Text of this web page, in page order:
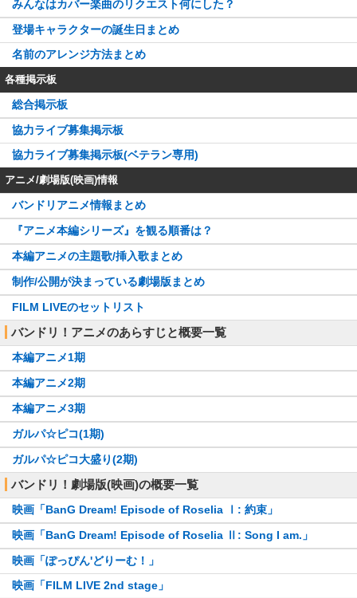
みんなはカバー楽曲のリクエスト何にした？
登場キャラクターの誕生日まとめ
名前のアレンジ方法まとめ
各種掲示板
総合掲示板
協力ライブ募集掲示板
協力ライブ募集掲示板(ベテラン専用)
アニメ/劇場版(映画)情報
バンドリアニメ情報まとめ
『アニメ本編シリーズ』を観る順番は？
本編アニメの主題歌/挿入歌まとめ
制作/公開が決まっている劇場版まとめ
FILM LIVEのセットリスト
バンドリ！アニメのあらすじと概要一覧
本編アニメ1期
本編アニメ2期
本編アニメ3期
ガルパ☆ピコ(1期)
ガルパ☆ピコ大盛り(2期)
バンドリ！劇場版(映画)の概要一覧
映画「BanG Dream! Episode of Roselia Ⅰ: 約束」
映画「BanG Dream! Episode of Roselia Ⅱ: Song I am.」
映画「ぽっぴん'どりーむ！」
映画「FILM LIVE 2nd stage」